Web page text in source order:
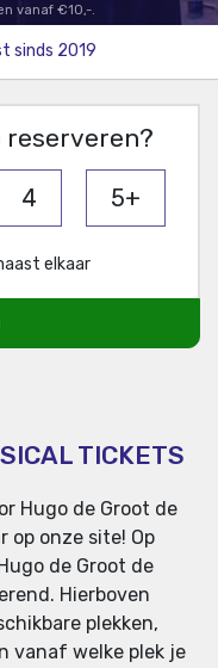
vanaf €10,-.
sinds 2019
reserveren?
4 5+
elkaar
TICKETS
Hugo de Groot de
op onze site! Op
de Groot de
Hierboven
plekken,
vanaf welke plek je